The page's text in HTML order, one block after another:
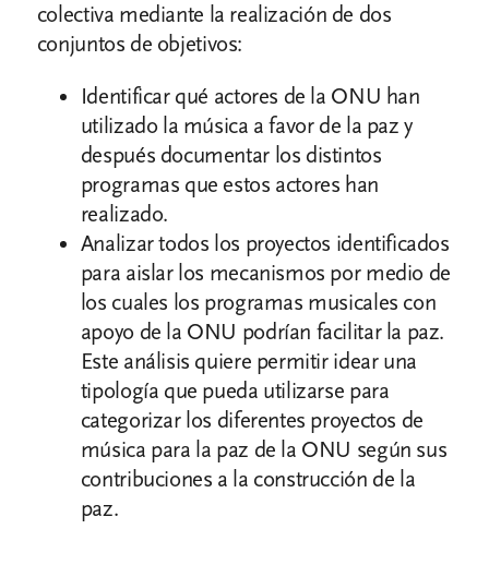
colectiva mediante la realización de dos
conjuntos de objetivos:
Identificar qué actores de la ONU han
utilizado la música a favor de la paz y
después documentar los distintos
programas que estos actores han
realizado.
Analizar todos los proyectos identificados
para aislar los mecanismos por medio de
los cuales los programas musicales con
apoyo de la ONU podrían facilitar la paz.
Este análisis quiere permitir idear una
tipología que pueda utilizarse para
categorizar los diferentes proyectos de
música para la paz de la ONU según sus
contribuciones a la construcción de la
paz.